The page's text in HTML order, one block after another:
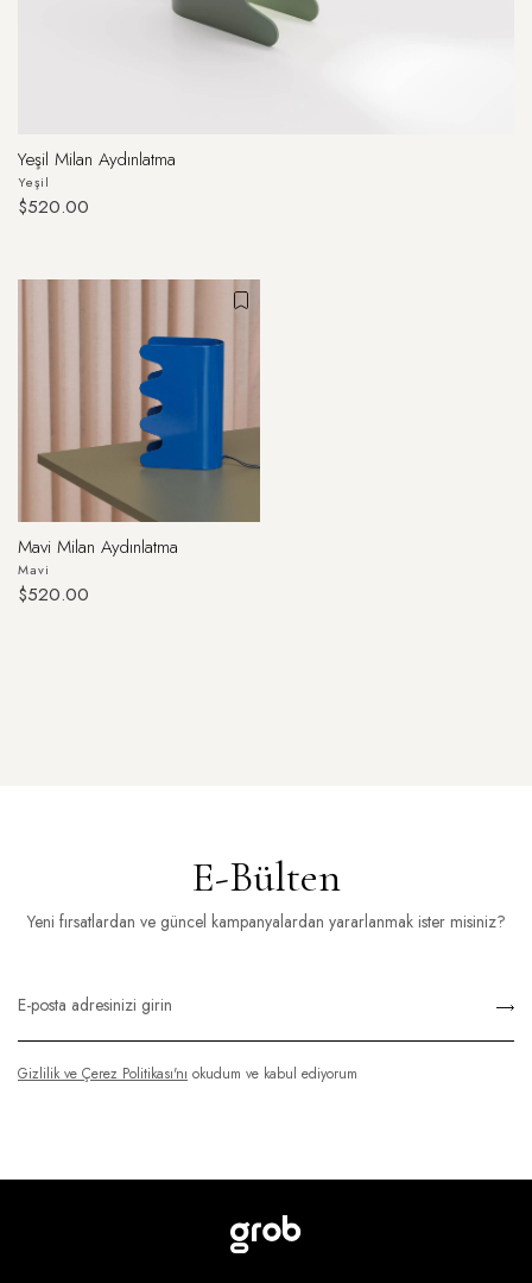
Yeşil Milan Aydınlatma
Yeşil
$520.00
Mavi Milan Aydınlatma
Mavi
$520.00
E-Bülten
Yeni fırsatlardan ve güncel kampanyalardan yararlanmak ister misiniz?
Gizlilik ve Çerez Politikası'nı okudum ve kabul ediyorum